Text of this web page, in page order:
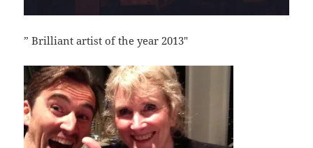
” Brilliant artist of the year 2013″